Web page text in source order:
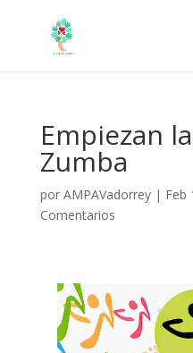
Empiezan
Zumba
por AMPAVadorrey| Feb
Comentarios